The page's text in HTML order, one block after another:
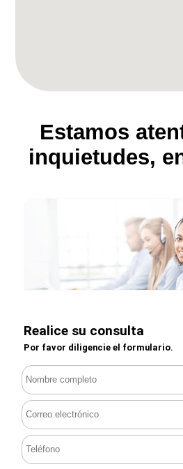
Estamos
inquietudes,
Realice su consulta
Por favor diligencie el formulario.